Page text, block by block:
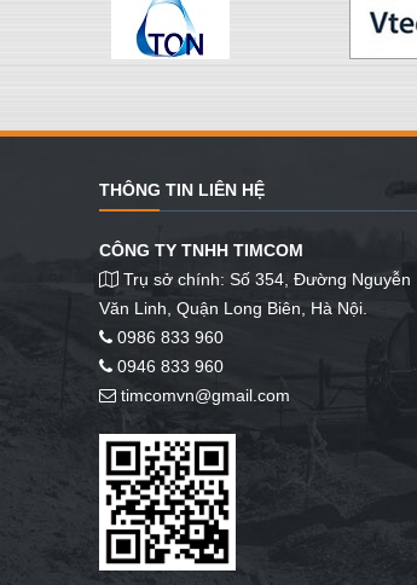
THÔNG TIN LIÊN HỆ
CÔNG TY TNHH TIMCOM
Trụ sở chính: Số 354, Đường Nguyễn
Văn Linh, Quận Long Biên, Hà Nội.
0986 833 960
0946 833 960
timcomvn@gmail.com